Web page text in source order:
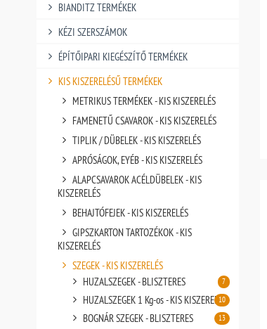
BIANDITZ TERMÉKEK
KÉZI SZERSZÁMOK
ÉPÍTŐIPARI KIEGÉSZÍTŐ TERMÉKEK
KIS KISZERELÉSŰ TERMÉKEK
METRIKUS TERMÉKEK - KIS KISZERELÉS
FAMENETŰ CSAVAROK - KIS KISZERELÉS
TIPLIK / DÜBELEK - KIS KISZERELÉS
APRÓSÁGOK, EYÉB - KIS KISZERELÉS
ALAPCSAVAROK ACÉLDÜBELEK - KIS
KISZERELÉS
BEHAJTÓFEJEK - KIS KISZERELÉS
GIPSZKARTON TARTOZÉKOK - KIS
KISZERELÉS
SZEGEK - KIS KISZERELÉS
HUZALSZEGEK - BLISZTERES
7
HUZALSZEGEK 1 Kg-os - KIS KISZERELÉS
10
BOGNÁR SZEGEK - BLISZTERES 13